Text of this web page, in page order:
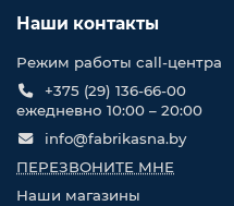
Наши контакты
Режим работы call-центра
+375 (29) 136-66-00
ежедневно 10:00 – 20:00
info@fabrikasna.by
ПЕРЕЗВОНИТЕ МНЕ
Наши магазины